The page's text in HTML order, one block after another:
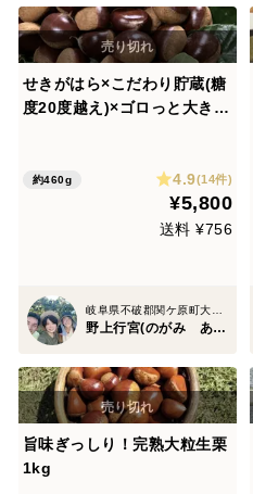
せきがはら×こだわり貯蔵(糖
度20度越え)×ゴロっと大きな
30g×2パック】
約460g 4.9(14件)
¥5,800
送料 ¥756
野上行宮(のがみ あんぐう)
旨味ぎっしり！完熟大粒生栗
1kg